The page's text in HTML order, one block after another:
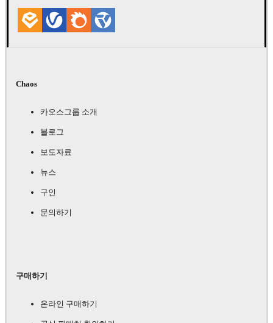
Chaos
카오스그룹 소개
블로그
보도자료
뉴스
구인
문의하기
구매하기
온라인 구매하기